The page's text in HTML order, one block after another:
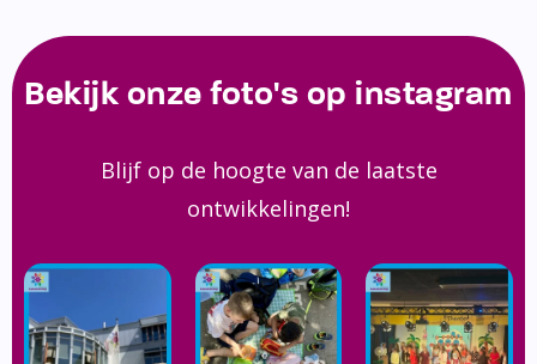
Bekijk onze foto's op instagram
Blijf op de hoogte van de laatste
ontwikkelingen!